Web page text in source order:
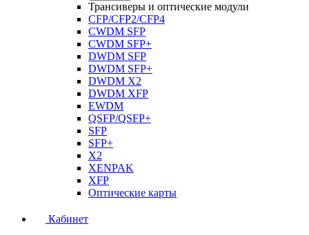
Трансиверы и оптические модули
CFP/CFP2/CFP4
CWDM SFP
CWDM SFP+
DWDM SFP
DWDM SFP+
DWDM X2
DWDM XFP
EWDM
QSFP/QSFP+
SFP
SFP+
X2
XENPAK
XFP
Оптические карты
Кабинет